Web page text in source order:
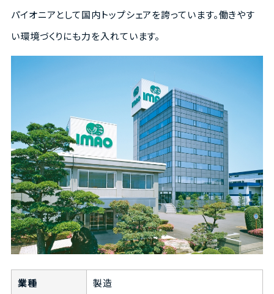
パイオニアとして国内トップシェアを誇っています。働きやす
い環境づくりにも力を入れています。
業種
製造